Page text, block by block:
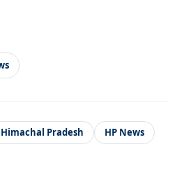
Himachal Pradesh
HP News